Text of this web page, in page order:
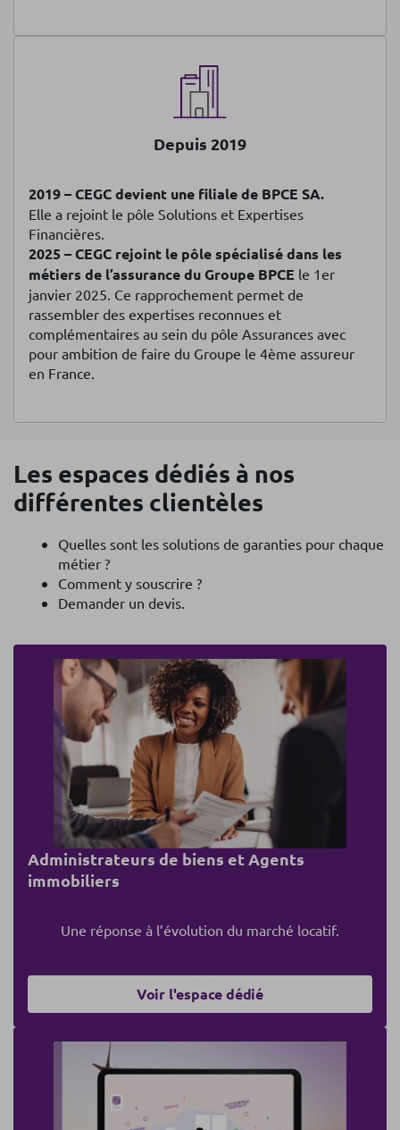
Depuis 2019
2019 –CEGC devient une filiale de BPCE SA.
Elle a rejoint le pôle Solutions et Expertises
Financières.
2025 –CEGC rejoint le pôle spécialisé dans les
métiers de l’assurance du Groupe BPCE le 1er
janvier 2025. Ce rapprochement permet de
rassembler des expertises reconnues et
complémentaires au sein du pôle Assurances avec
pour ambition de faire du Groupe le 4ème assureur
en France.
Les espaces dédiés à nos
différentes clientèles
Quelles sont les solutions de garanties pour chaque
métier ?
Comment y souscrire ?
Demander un devis.
Administrateurs de biens et Agents
immobiliers
Une réponse à l’évolution du marché locatif.
Voir l'espace dédié